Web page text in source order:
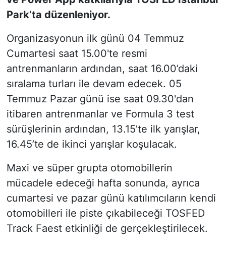
Park’ta düzenleniyor.
Organizasyonun ilk günü 04 Temmuz
Cumartesi saat 15.00'te resmi
antrenmanların ardından, saat 16.00’daki
sıralama turları ile devam edecek. 05
Temmuz Pazar günü ise saat 09.30'dan
itibaren antrenmanlar ve Formula 3 test
sürüşlerinin ardından, 13.15’te ilk yarışlar,
16.45’te de ikinci yarışlar koşulacak.
Maxi ve süper grupta otomobillerin
mücadele edeceği hafta sonunda, ayrıca
cumartesi ve pazar günü katılımcıların kendi
otomobilleri ile piste çıkabileceği TOSFED
Track Faest etkinliği de gerçekleştirilecek.